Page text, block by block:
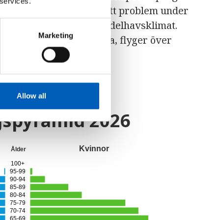
Marketing
Allow all
Vattenförsörjning är ett problem under
har ett utpräglat Medelhavsklimat.
somrar i Nordeuropa, flyger över
2026
Ålder
65-69
70-74
75-79
80-84
85-89
90-94
95-99
100+
Kvinnor